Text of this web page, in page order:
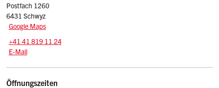
Postfach 1260
6431 Schwyz
Google Maps
Tel.:
+41 41 819 11 24
E-Mail: srsz
E-Mail
Öffnungszeiten